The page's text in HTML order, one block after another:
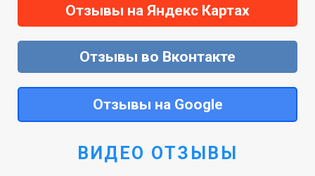
Отзывы на Яндекс Картах
Отзывы во Вконтакте
Отзывы на Google
ВИДЕО ОТЗЫВЫ